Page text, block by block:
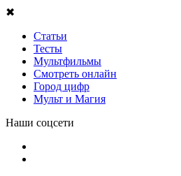
✖
Статьи
Тесты
Мультфильмы
Смотреть онлайн
Город цифр
Мульт и Магия
Наши соцсети